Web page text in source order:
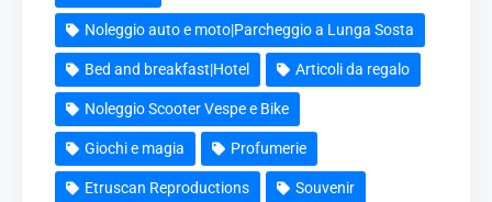
Noleggio auto e moto|Parcheggio a Lunga Sosta
Bed and breakfast|Hotel Articoli da regalo
Noleggio Scooter Vespe e Bike
Giochi e magia Profumerie
Etruscan Reproductions Souvenir